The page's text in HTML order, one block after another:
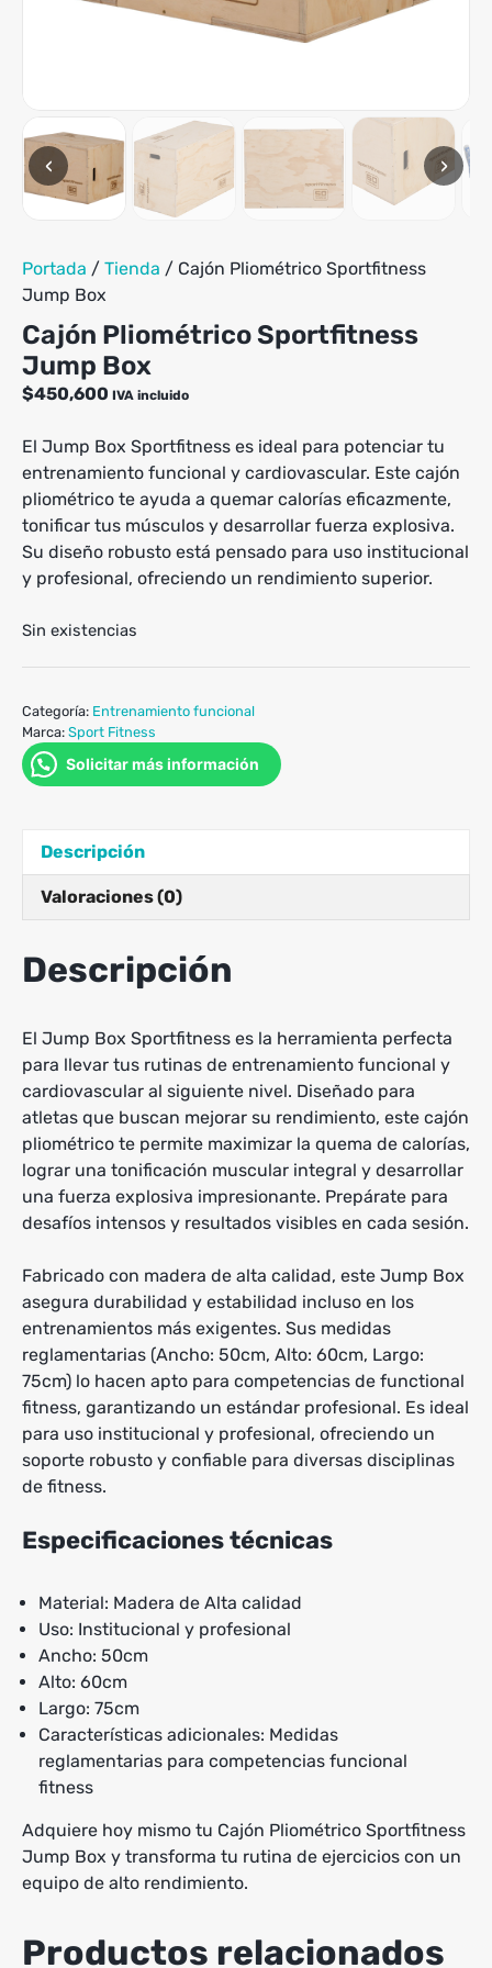
hasta
$439,900
múltiples
se
pueden
la
de
producto
‹ ›
Portada / Tienda / Cajón Pliométrico Sportfitness
Jump Box
Cajón Pliométrico Sportfitness
Jump Box
$450,600 IVA incluido
El Jump Box Sportfitness es ideal para potenciar tu
entrenamiento funcional y cardiovascular. Este cajón
pliométrico te ayuda a quemar calorías eficazmente,
tonificar tus músculos y desarrollar fuerza explosiva.
Su diseño robusto está pensado para uso institucional
y profesional, ofreciendo un rendimiento superior.
Sin existencias
Categoría: Entrenamiento funcional
Marca: Sport Fitness
Solicitar más información
Descripción
Valoraciones (0)
Descripción
El Jump Box Sportfitness es la herramienta perfecta
para llevar tus rutinas de entrenamiento funcional y
cardiovascular al siguiente nivel. Diseñado para
atletas que buscan mejorar su rendimiento, este cajón
pliométrico te permite maximizar la quema de calorías,
lograr una tonificación muscular integral y desarrollar
una fuerza explosiva impresionante. Prepárate para
desafíos intensos y resultados visibles en cada sesión.
Fabricado con madera de alta calidad, este Jump Box
asegura durabilidad y estabilidad incluso en los
entrenamientos más exigentes. Sus medidas
reglamentarias (Ancho: 50cm, Alto: 60cm, Largo:
75cm) lo hacen apto para competencias de functional
fitness, garantizando un estándar profesional. Es ideal
para uso institucional y profesional, ofreciendo un
soporte robusto y confiable para diversas disciplinas
de fitness.
Especificaciones técnicas
Material: Madera de Alta calidad
Uso: Institucional y profesional
Ancho: 50cm
Alto: 60cm
Largo: 75cm
Características adicionales: Medidas
reglamentarias para competencias funcional
fitness
Adquiere hoy mismo tu Cajón Pliométrico Sportfitness
Jump Box y transforma tu rutina de ejercicios con un
equipo de alto rendimiento.
Productos relacionados